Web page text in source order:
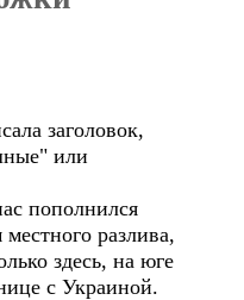
заголовок,
или
пополнился
разлива,
здесь, на юге
с Украиной.